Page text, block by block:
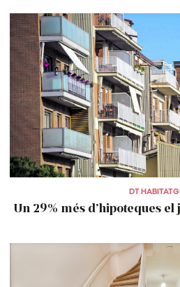
DT
Un 29% més d’hipoteques